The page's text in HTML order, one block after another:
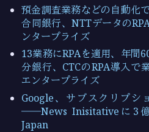
預金調査業務などの自動
合同銀行、NTTデータの
ンタープライズ
13業務にRPAを適用、年
分銀行、CTCのRPA導入
エンタープライズ
Google、サブスクリプシ
――News Inisitativeに3
Japan